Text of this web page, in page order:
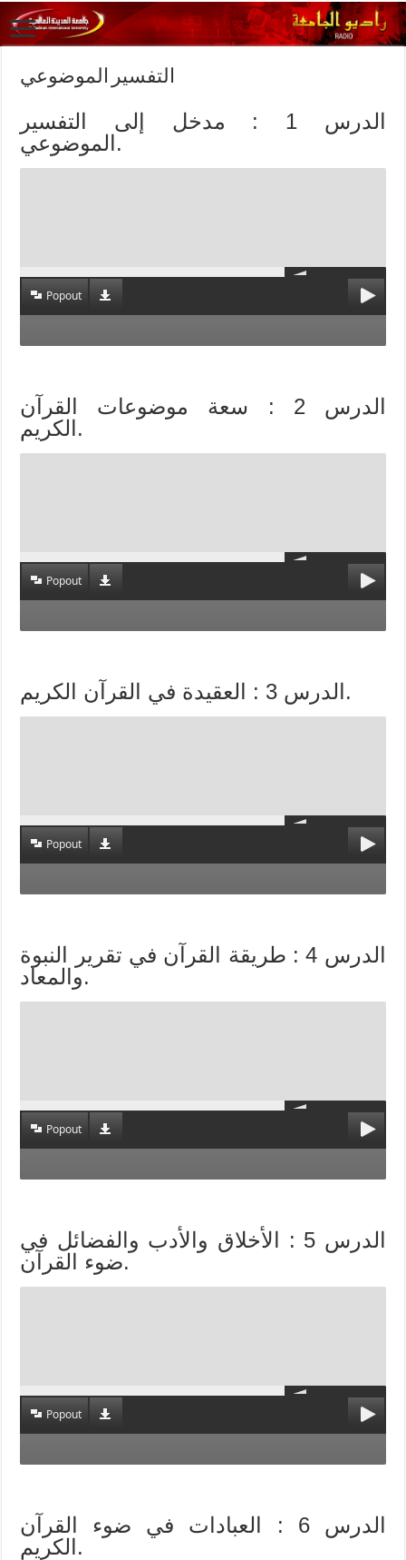
التفسير الموضوعي
الدرس 1 : مدخل إلى التفسير
الموضوعي.
Popout
الدرس 2 : سعة موضوعات القرآن
الكريم.
Popout
الدرس 3 : العقيدة في القرآن الكريم.
Popout
الدرس 4 : طريقة القرآن في تقرير النبوة
والمعاد.
Popout
الدرس 5 : الأخلاق والأدب والفضائل في
ضوء القرآن.
Popout
الدرس 6 : العبادات في ضوء القرآن
الكريم.